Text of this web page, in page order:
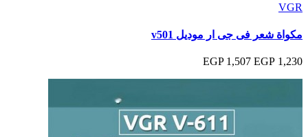
VGR
مكواة شعر فى جى ار موديل v501
1,230 EGP
1,507 EGP